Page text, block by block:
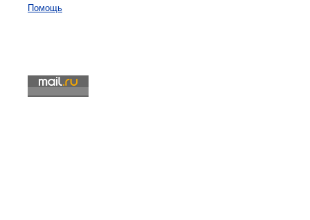
Помощь